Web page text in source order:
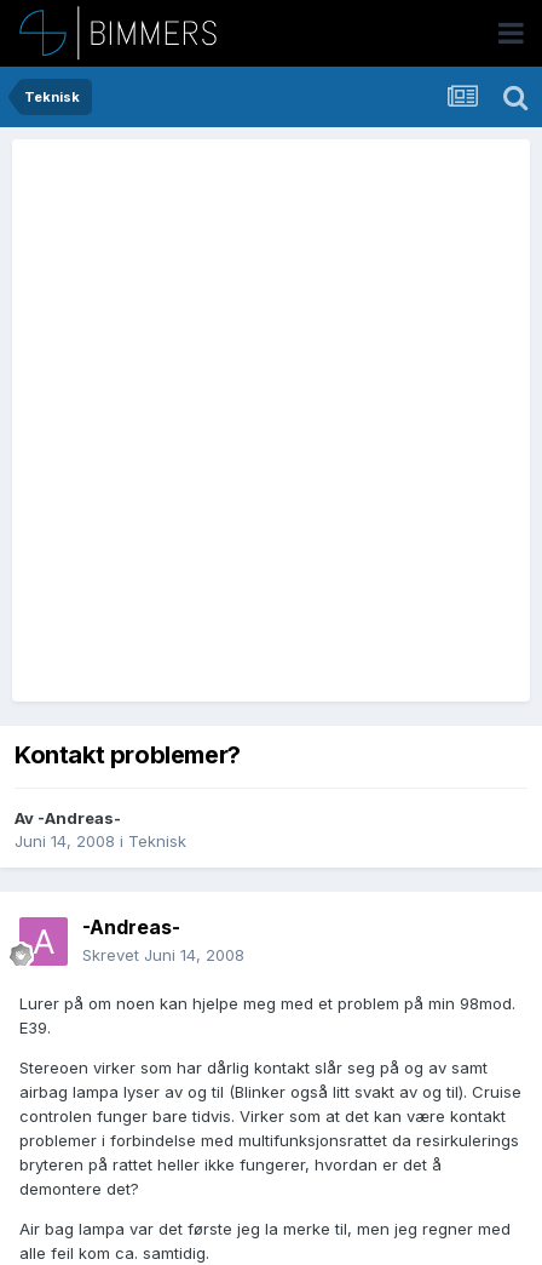
Teknisk
Kontakt problemer?
Av -Andreas-
Juni 14, 2008 i Teknisk
-Andreas-
Skrevet Juni 14, 2008
Lurer på om noen kan hjelpe meg med et problem på min 98mod.
E39.
Stereoen virker som har dårlig kontakt slår seg på og av samt
airbag lampa lyser av og til (Blinker også litt svakt av og til). Cruise
controlen funger bare tidvis. Virker som at det kan være kontakt
problemer i forbindelse med multifunksjonsrattet da resirkulerings
bryteren på rattet heller ikke fungerer, hvordan er det å
demontere det?
Air bag lampa var det første jeg la merke til, men jeg regner med
alle feil kom ca. samtidig.